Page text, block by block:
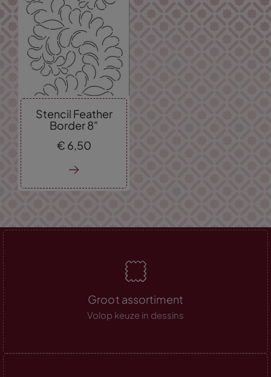
Stencil Feather
Border 8"
€ 6,50
Groot assortiment
Volop keuze in dessins